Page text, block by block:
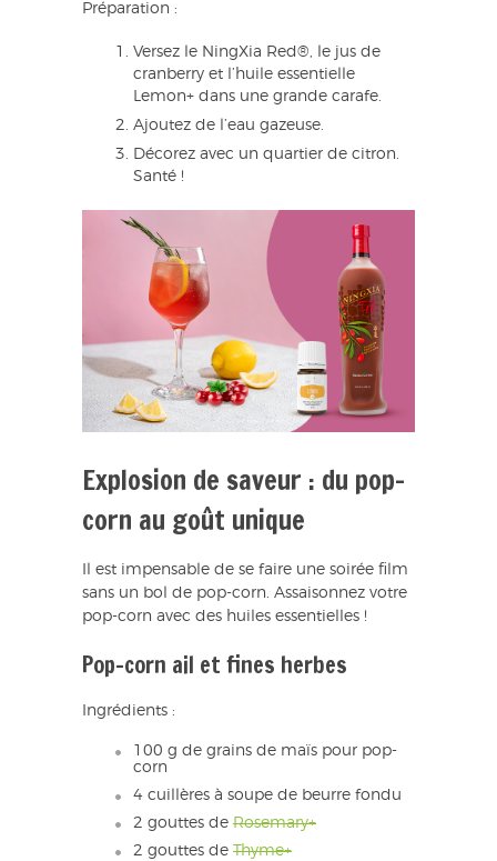
Préparation :
Versez le NingXia Red®, le jus de
cranberry et l’huile essentielle
Lemon+ dans une grande carafe.
Ajoutez de l’eau gazeuse.
Décorez avec un quartier de citron.
Santé !
Explosion de saveur : du pop-
corn au goût unique
Il est impensable de se faire une soirée film
sans un bol de pop-corn. Assaisonnez votre
pop-corn avec des huiles essentielles !
Pop-corn ail et fines herbes
Ingrédients :
100 g de grains de maïs pour pop-
corn
4 cuillères à soupe de beurre fondu
2 gouttes de Rosemary+
2 gouttes de Thyme+